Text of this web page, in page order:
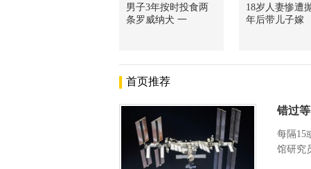
男子3年按时投食两
条罗威纳犬 一
18岁人妻惨遭
年后带儿子嫁
首页推荐
错过
每隔15
馆研究